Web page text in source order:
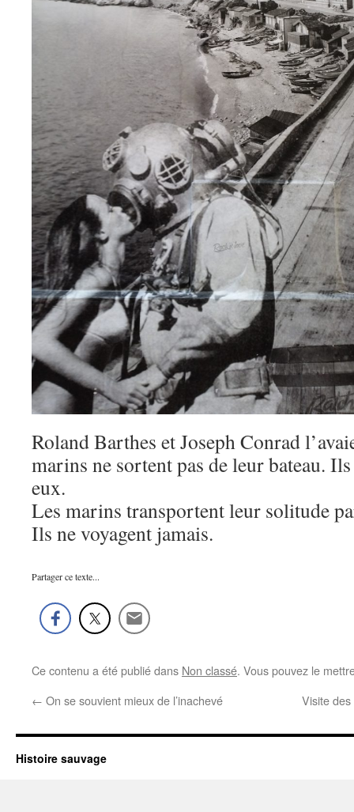
Roland Barthes et Joseph Conrad
marins ne sortent pas de leur bateau.
eux.
Les marins transportent leur solitude
Ils ne voyagent jamais.
Partager ce texte...
Ce contenu a été publié dans Non classé. Vous pouvez le
← On se souvient mieux de l’inachevé Visite
Histoire sauvage